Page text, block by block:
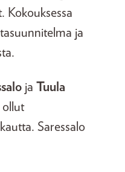
Kokouksessa
ja
ja Tuula
ollut
Saressalo